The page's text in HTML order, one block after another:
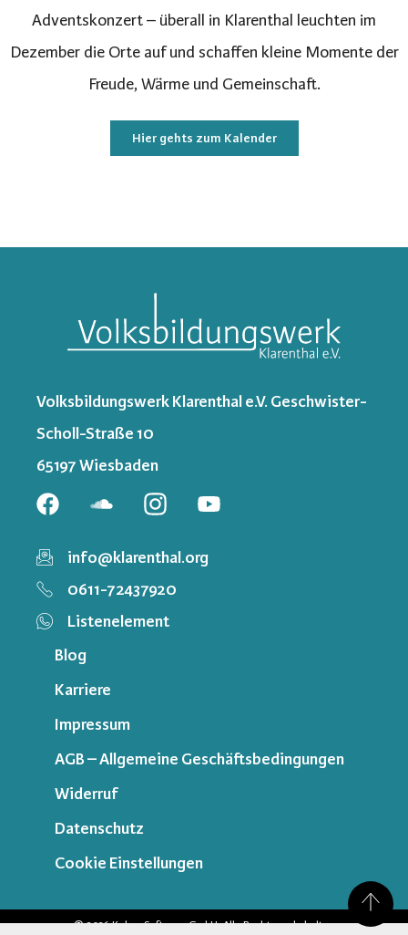
Adventskonzert – überall in Klarenthal leuchten im
Dezember die Orte auf und schaffen kleine Momente der
Freude, Wärme und Gemeinschaft.
Hier gehts zum Kalender
Volksbildungswerk Klarenthal e.V. Geschwister-
Scholl-Straße 10
65197 Wiesbaden
info@klarenthal.org
0611-72437920
Listenelement
Blog
Karriere
Impressum
AGB – Allgemeine Geschäftsbedingungen
Widerruf
Datenschutz
Cookie Einstellungen
© 2026 Kubus Software GmbH. Alle Rechte vorbehalten